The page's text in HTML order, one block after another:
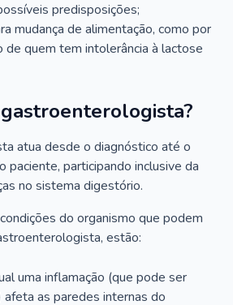
predisposições;
mudança de alimentação, como por
de quem tem intolerância à lactose
atua desde o diagnóstico até o
paciente, participando inclusive da
no sistema digestório.
do organismo que podem
estão:
uma inflamação (que pode ser
afeta as paredes internas do